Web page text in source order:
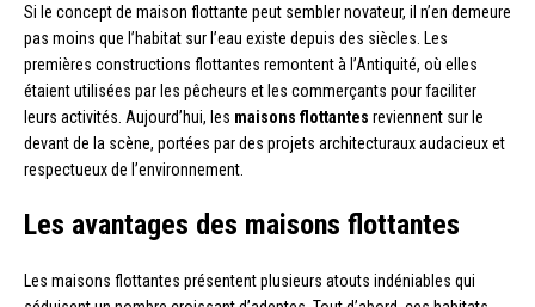
Si le concept de maison flottante peut sembler novateur, il n’en demeure
pas moins que l’habitat sur l’eau existe depuis des siècles. Les
premières constructions flottantes remontent à l’Antiquité, où elles
étaient utilisées par les pêcheurs et les commerçants pour faciliter
leurs activités. Aujourd’hui, les maisons flottantes reviennent sur le
devant de la scène, portées par des projets architecturaux audacieux et
respectueux de l’environnement.
Les avantages des maisons flottantes
Les maisons flottantes présentent plusieurs atouts indéniables qui